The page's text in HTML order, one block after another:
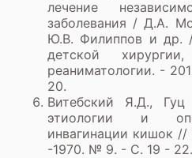
лечение
заболевания / Д.А.
Ю.В. Филиппов и др.
детской
реаниматологии. -
20.
Витебский Я.Д.,
этиологии и
инвагинации кишок //
-1970. № 9. - С. 19 - 22.